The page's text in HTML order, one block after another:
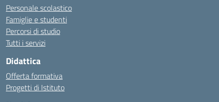
Personale scolastico
Famiglie e studenti
Percorsi di studio
Tutti i servizi
Didattica
Offerta formativa
Progetti di Istituto